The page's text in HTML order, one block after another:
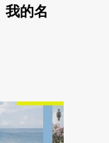
我的名